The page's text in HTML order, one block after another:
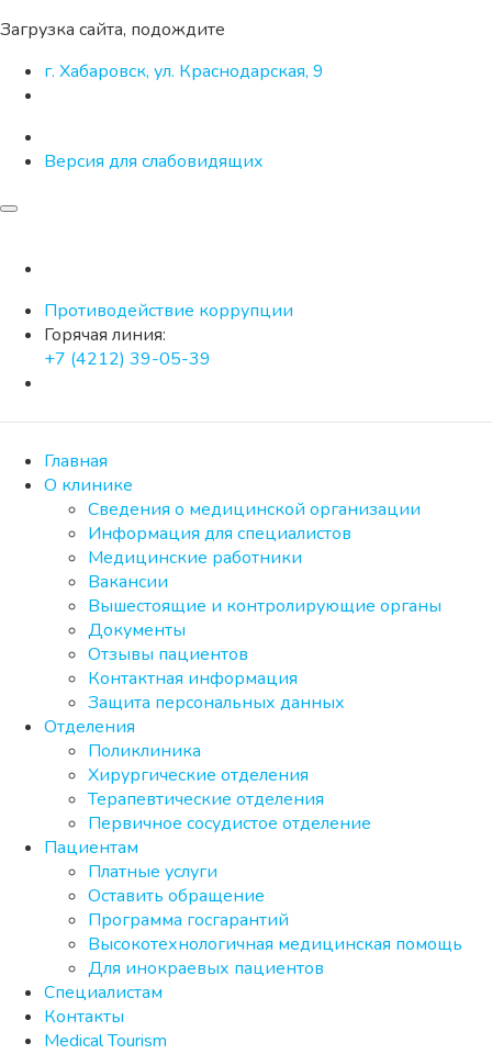
Загрузка сайта, подождите
г. Хабаровск, ул. Краснодарская, 9
Версия для слабовидящих
Противодействие коррупции
Горячая линия:
+7 (4212) 39-05-39
Главная
О клинике
Сведения о медицинской организации
Информация для специалистов
Медицинские работники
Вакансии
Вышестоящие и контролирующие органы
Документы
Отзывы пациентов
Контактная информация
Защита персональных данных
Отделения
Поликлиника
Хирургические отделения
Терапевтические отделения
Первичное сосудистое отделение
Пациентам
Платные услуги
Оставить обращение
Программа госгарантий
Высокотехнологичная медицинская помощь
Для инокраевых пациентов
Специалистам
Контакты
Medical Tourism